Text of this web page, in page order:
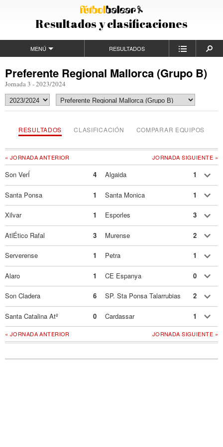
Resultados y clasificaciones
MENÚ RESULTADOS
Preferente Regional Mallorca (Grupo B)
Jornada 3 - 2023/2024
RESULTADOS CLASIFICACIÓN COMPARAR EQUIPOS
JORNADA SIGUIENTE »
« JORNADA ANTERIOR
Son VerÍ 4 Algaida 1
Santa Ponsa 1 Santa Monica 1
Xilvar 1 Esporles 3
AtlÉtico Rafal 3 Murense 2
Serverense 1 Petra 1
Alaro 1 CE Espanya 0
Son Cladera 6 SP. Sta Ponsa Talarrubias 2
Santa Catalina Atº 0 Cardassar 1
JORNADA SIGUIENTE »
« JORNADA ANTERIOR